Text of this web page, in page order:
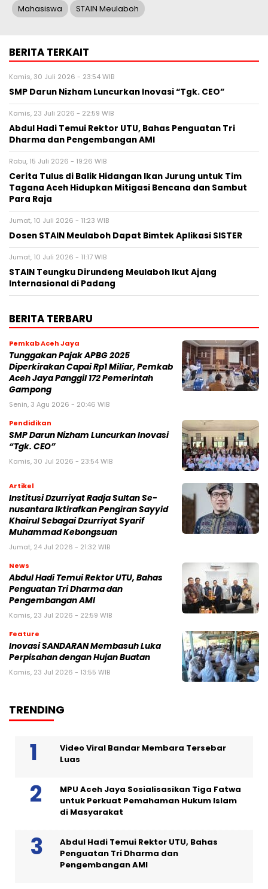
Mahasiswa STAIN Meulaboh
BERITA TERKAIT
Kamis, 30 Juli 2026 - 23:54 WIB
SMP Darun Nizham Luncurkan Inovasi “Tgk. CEO”
Kamis, 23 Juli 2026 - 22:59 WIB
Abdul Hadi Temui Rektor UTU, Bahas Penguatan Tri
Dharma dan Pengembangan AMI
Rabu, 15 Juli 2026 - 19:26 WIB
Cerita Tulus di Balik Hidangan Ikan Jurung untuk Tim
Tagana Aceh Hidupkan Mitigasi Bencana dan Sambut
Para Raja
Jumat, 10 Juli 2026 - 11:23 WIB
Dosen STAIN Meulaboh Dapat Bimtek Aplikasi SISTER
Jumat, 10 Juli 2026 - 11:17 WIB
STAIN Teungku Dirundeng Meulaboh Ikut Ajang
Internasional di Padang
BERITA TERBARU
Pemkab Aceh Jaya
Tunggakan Pajak APBG 2025
Diperkirakan Capai Rp1 Miliar, Pemkab
Aceh Jaya Panggil 172 Pemerintah
Gampong
Senin, 3 Agu 2026 - 20:46 WIB
Pendidikan
SMP Darun Nizham Luncurkan Inovasi
“Tgk. CEO”
Kamis, 30 Jul 2026 - 23:54 WIB
Artikel
Institusi Dzurriyat Radja Sultan Se-
nusantara Iktirafkan Pengiran Sayyid
Khairul Sebagai Dzurriyat Syarif
Muhammad Kebongsuan
Jumat, 24 Jul 2026 - 21:32 WIB
News
Abdul Hadi Temui Rektor UTU, Bahas
Penguatan Tri Dharma dan
Pengembangan AMI
Kamis, 23 Jul 2026 - 22:59 WIB
Feature
Inovasi SANDARAN Membasuh Luka
Perpisahan dengan Hujan Buatan
Kamis, 23 Jul 2026 - 13:55 WIB
TRENDING
Video Viral Bandar Membara Tersebar
Luas
MPU Aceh Jaya Sosialisasikan Tiga Fatwa
untuk Perkuat Pemahaman Hukum Islam
di Masyarakat
Abdul Hadi Temui Rektor UTU, Bahas
Penguatan Tri Dharma dan
Pengembangan AMI